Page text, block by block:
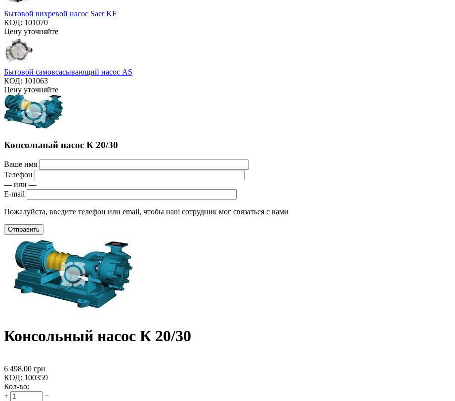
Бытовой вихревой насос Saer KF
КОД: 101070
Цену уточняйте
Бытовой самовсасывающий насос AS
КОД: 101063
Цену уточняйте
Консольный насос К 20/30
Ваше имя
Телефон
— или —
E-mail
Пожалуйста, введите телефон или email, чтобы наш сотрудник мог связаться с вами
Отправить
Консольный насос К 20/30
6 498.00 грн
КОД: 100359
Кол-во:
+
−